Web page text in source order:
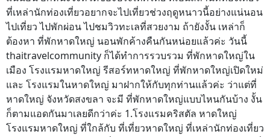
ที่เหล่านักท่องเที่ยวอยากจะไปเที่ยวช่วงฤดูหนาวนี้อย่างแน่นอน
ไปเที่ยว ไปพักผ่อน ไปชมวิวทะเลที่สวยงาม ถ้ายังงั้น เหล่าก็
ต้องหา ที่พักหาดใหญ่ นอนพักค้างคืนกันหน่อยแล้วค่ะ วันนี้
thaitravelcommunity ก็ได้ทำการรวบรวม ที่พักหาดใหญ่ใน
เมือง โรงแรมหาดใหญ่ รีสอร์ทหาดใหญ่ ที่พักหาดใหญ่เปิดใหม่
และ โรงแรมในหาดใหญ่ มาฝากให้กับทุกท่านแล้วค่ะ ว่าแต่ที่
หาดใหญ่ จังหวัดสงขลา จะมี ที่พักหาดใหญ่แบบไหนกันบ้าง งั้น
ก็ตามแอดกันมาเลยดีกว่าค่ะ 1.โรงแรมคริสตัล หาดใหญ่
โรงแรมหาดใหญ่ ที่ใกล้กับ ที่เที่ยวหาดใหญ่ ที่เหล่านักท่องเที่ยว